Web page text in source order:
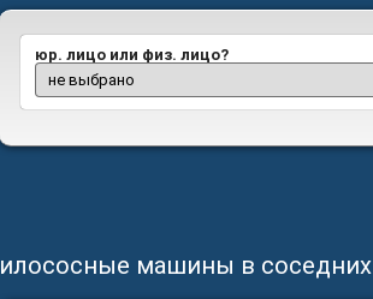
юр. лицо или физ. лицо?
илососные машины в соседних